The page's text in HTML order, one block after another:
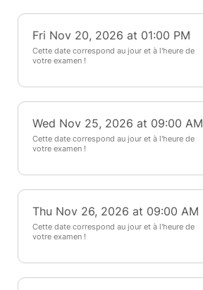
Fri Nov 20, 2026 at 01:00 PM
Cette date correspond au jour et à l'heure de
votre examen !
Wed Nov 25, 2026 at 09:00 AM
Cette date correspond au jour et à l'heure de
votre examen !
Thu Nov 26, 2026 at 09:00 AM
Cette date correspond au jour et à l'heure de
votre examen !